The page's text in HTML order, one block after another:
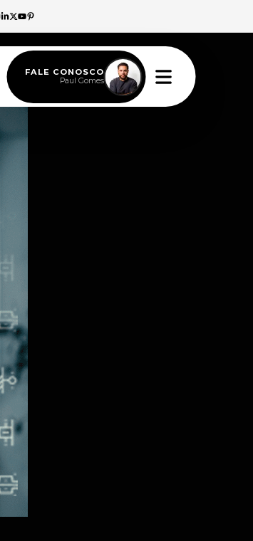
FALE CONOSCO
Paul Gomes